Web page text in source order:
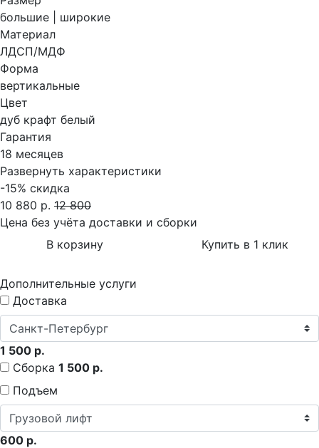
большие | широкие
Материал
ЛДСП/МДФ
Форма
вертикальные
Цвет
дуб крафт белый
Гарантия
18 месяцев
Развернуть характеристики
-15% скидка
10 880 р. 12 800
Цена без учёта доставки и сборки
В корзину
Купить в 1 клик
Дополнительные услуги
Доставка
1 500 р.
Сборка 1 500 р.
Подъем
600 р.